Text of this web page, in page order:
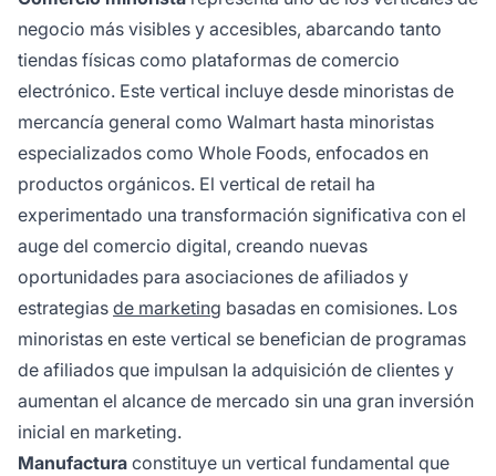
negocio más visibles y accesibles, abarcando tanto
tiendas físicas como plataformas de comercio
electrónico. Este vertical incluye desde minoristas de
mercancía general como Walmart hasta minoristas
especializados como Whole Foods, enfocados en
productos orgánicos. El vertical de retail ha
experimentado una transformación significativa con el
auge del comercio digital, creando nuevas
oportunidades para asociaciones de afiliados y
estrategias de marketing basadas en comisiones. Los
minoristas en este vertical se benefician de programas
de afiliados que impulsan la adquisición de clientes y
aumentan el alcance de mercado sin una gran inversión
inicial en marketing.
Manufactura constituye un vertical fundamental que